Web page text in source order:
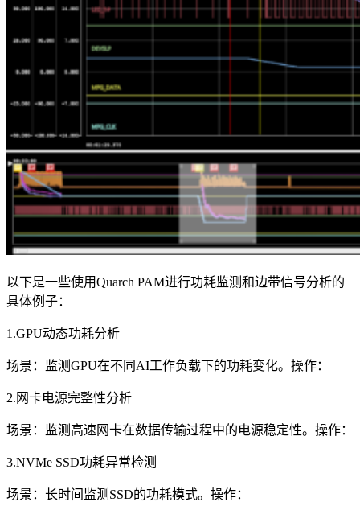
以下是一些使用Quarch PAM进行功耗监测和边带信号分析的
具体例子：
1.GPU动态功耗分析
场景：监测GPU在不同AI工作负载下的功耗变化。操作：
2.网卡电源完整性分析
场景：监测高速网卡在数据传输过程中的电源稳定性。操作：
3.NVMe SSD功耗异常检测
场景：长时间监测SSD的功耗模式。操作：